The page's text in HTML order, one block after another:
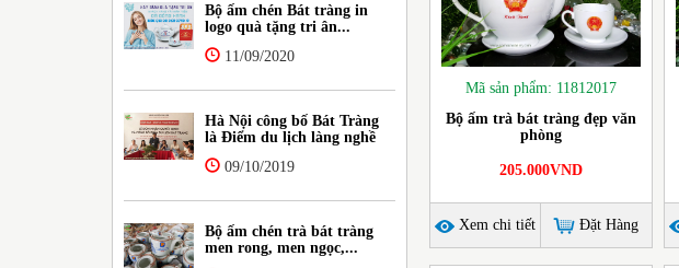
Mã sản phẩm: 11812017
Bộ ấm trà bát tràng đẹp văn
phòng
205.000VND
Xem chi tiết Đặt Hàng
Bộ ấm chén Bát tràng in
logo quà tặng tri ân...
11/09/2020
Hà Nội công bố Bát Tràng
là Điểm du lịch làng nghề
09/10/2019
Bộ ấm chén trà bát tràng
men rong, men ngọc,...